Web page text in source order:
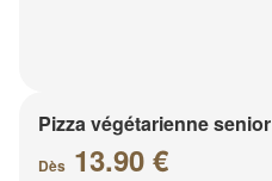
Pizza végétarienne senior
Dès 13.90 €